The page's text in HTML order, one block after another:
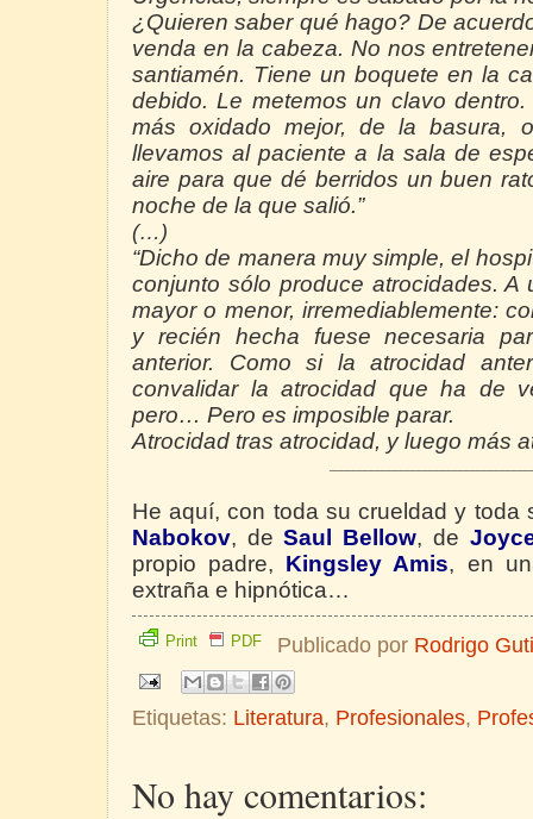
¿Quieren saber qué hago? De
venda en la cabeza. No nos
santiamén. Tiene un boquete en la
debido. Le metemos un clavo
más oxidado mejor, de la basura,
llevamos al paciente a la sala de
aire para que dé berridos un buen
noche de la que salió.”
(…)
“Dicho de manera muy simple, el
conjunto sólo produce atrocidades. A
mayor o menor, irremediablemente:
y recién hecha fuese necesaria
anterior. Como si la atrocidad
convalidar la atrocidad que ha de
pero… Pero es imposible parar.
Atrocidad tras atrocidad, y luego más
He aquí, con toda su crueldad y toda
Nabokov, deSaul Bellow, de
propio padre, Kingsley Amis, en
extraña e hipnótica…
Print PDF Publicado por Rodrigo
Etiquetas: Literatura, Profesionales,
No hay comentarios: